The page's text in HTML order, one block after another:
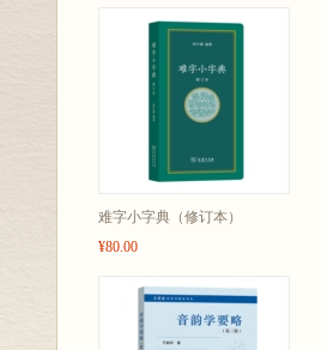
难字小字典（修订本）
¥80.00